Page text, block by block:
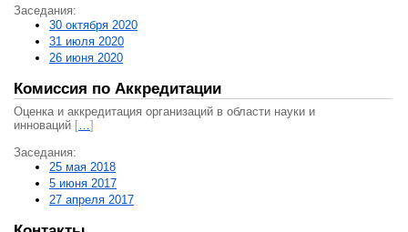
Заседания:
30 октября 2020
31 июля 2020
26 июня 2020
Комиссия по Аккредитации
Оценка и аккредитация организаций в области науки и
инноваций […]
Заседания:
25 мая 2018
5 июня 2017
27 апреля 2017